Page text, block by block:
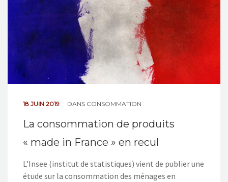
18 JUIN 2019 DANS CONSOMMATION
La consommation de produits
« made in France » en recul
L’Insee (institut de statistiques) vient de publier une
étude sur la consommation des ménages en